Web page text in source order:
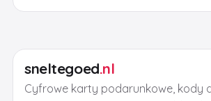
sneltegoed.nl
Cyfrowe karty podarunkowe, kody